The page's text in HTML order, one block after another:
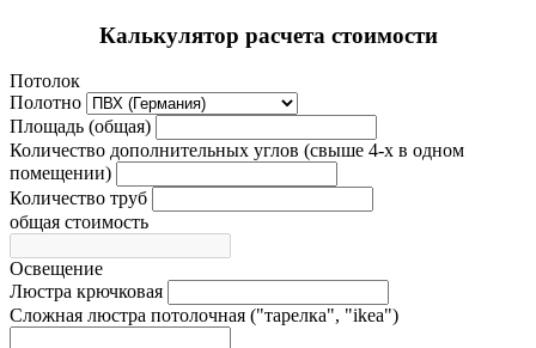
Калькулятор расчета стоимости
Потолок
Полотно
Площадь (общая)
Количество дополнительных углов (свыше 4-х в одном
помещении)
Количество труб
общая стоимость
Освещение
Люстра крючковая
Сложная люстра потолочная ("тарелка", "ikea")